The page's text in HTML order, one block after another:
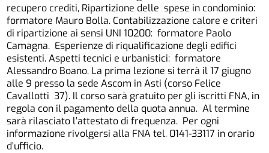
recupero crediti, Ripartizione delle spese in condominio:
formatore Mauro Bolla. Contabilizzazione calore e criteri
di ripartizione ai sensi UNI 10200: formatore Paolo
Camagna. Esperienze di riqualificazione degli edifici
esistenti. Aspetti tecnici e urbanistici: formatore
Alessandro Boano. La prima lezione si terrà il 17 giugno
alle 9 presso la sede Ascom in Asti (corso Felice
Cavallotti 37). Il corso sarà gratuito per gli iscritti FNA, in
regola con il pagamento della quota annua. Al termine
sarà rilasciato l’attestato di frequenza. Per ogni
informazione rivolgersi alla FNA tel. 0141-33117 in orario
d’ufficio.